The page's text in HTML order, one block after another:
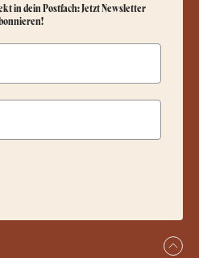
in dein Postfach: Jetzt Newsletter